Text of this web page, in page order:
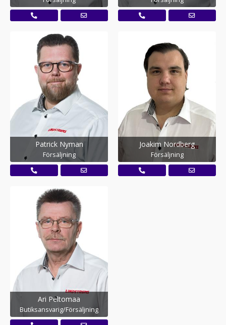
Patrick Nyman
Försäljning
Joakim Nordberg
Försäljning
Ari Peltomaa
Butiksansvarig/Försäljning